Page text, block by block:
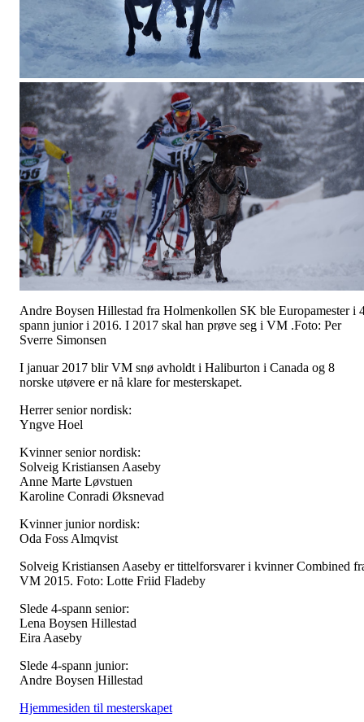
Andre Boysen Hillestad fra Holmenkollen SK ble Europamester i
spann junior i 2016. I 2017 skal han prøve seg i VM .Foto: Per
Sverre Simonsen
I januar 2017 blir VM snø avholdt i Haliburton i Canada og 8
norske utøvere er nå klare for mesterskapet.
Herrer senior nordisk:
Yngve Hoel
Kvinner senior nordisk:
Solveig Kristiansen Aaseby
Anne Marte Løvstuen
Karoline Conradi Øksnevad
Kvinner junior nordisk:
Oda Foss Almqvist
Solveig Kristiansen Aaseby er tittelforsvarer i kvinner Combined
VM 2015. Foto: Lotte Friid Fladeby
Slede 4-spann senior:
Lena Boysen Hillestad
Eira Aaseby
Slede 4-spann junior:
Andre Boysen Hillestad
Hjemmesiden til mesterskapet